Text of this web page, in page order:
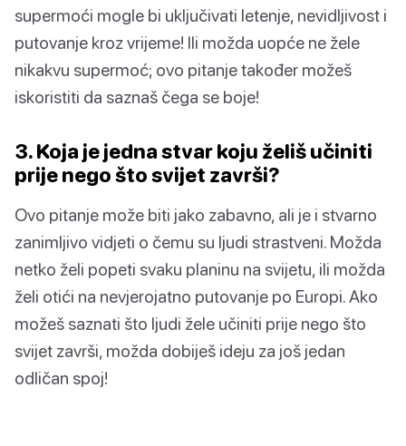
supermoći mogle bi uključivati letenje, nevidljivost i
putovanje kroz vrijeme! Ili možda uopće ne žele
nikakvu supermoć; ovo pitanje također možeš
iskoristiti da saznaš čega se boje!
3. Koja je jedna stvar koju želiš učiniti
prije nego što svijet završi?
Ovo pitanje može biti jako zabavno, ali je i stvarno
zanimljivo vidjeti o čemu su ljudi strastveni. Možda
netko želi popeti svaku planinu na svijetu, ili možda
želi otići na nevjerojatno putovanje po Europi. Ako
možeš saznati što ljudi žele učiniti prije nego što
svijet završi, možda dobiješ ideju za još jedan
odličan spoj!